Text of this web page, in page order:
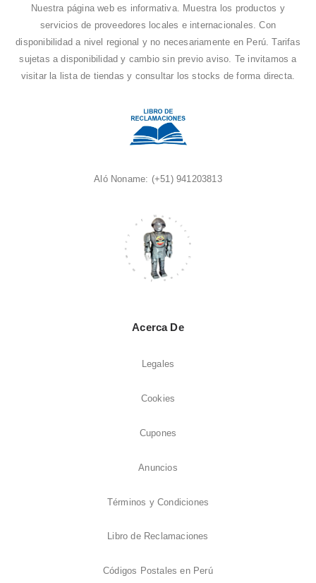
Nuestra página web es informativa. Muestra los productos y
servicios de proveedores locales e internacionales. Con
disponibilidad a nivel regional y no necesariamente en Perú. Tarifas
sujetas a disponibilidad y cambio sin previo aviso. Te invitamos a
visitar la lista de tiendas y consultar los stocks de forma directa.
Aló Noname: (+51) 941203813
Acerca De
Legales
Cookies
Cupones
Anuncios
Términos y Condiciones
Libro de Reclamaciones
Códigos Postales en Perú